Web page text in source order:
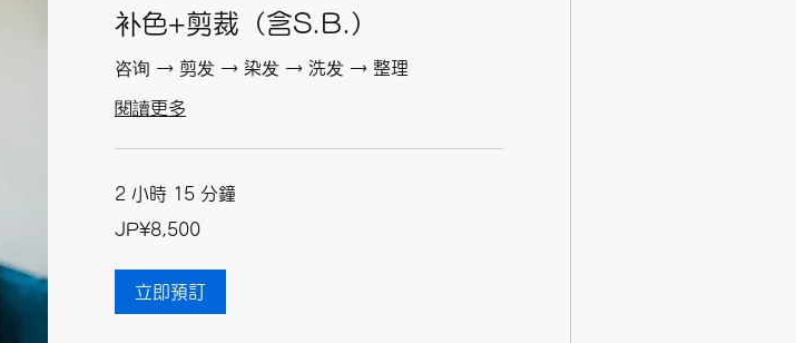
补色+剪裁（含S.B.）
咨询 → 剪发 → 染发 → 洗发 → 整理
閱讀更多
2 小時 15 分鐘
日
JP¥8,500
立即預訂